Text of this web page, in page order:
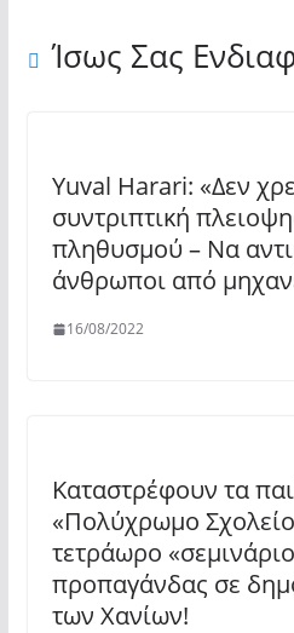
Ίσως Σας
Yuval Harari: «Δεν
συντριπτική
πληθυσμού – Να
άνθρωποι από
16/08/2022
Καταστρέφουν τα
«Πολύχρωμο
τετράωρο
προπαγάνδας σε
των Χανίων!